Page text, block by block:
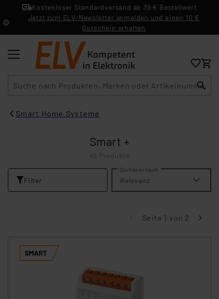
Kostenloser Standardversand ab 39 € Bestellwert
Jetzt zum ELV-Newsletter anmelden und einen 10 €
Gutschein erhalten
Smart Home Systeme
Smart +
45 Produkte
Filter
Sortieren nach
Relevanz
Seite 1 von 2